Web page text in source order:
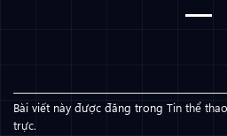
Bài viết này được đăng trong Tin thể thao
trực.